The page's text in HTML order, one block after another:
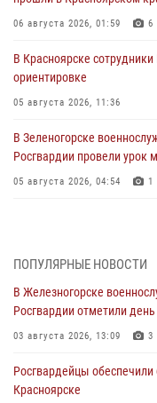
06 августа 2026, 01:59 6
В Красноярске
ориентировке
05 августа 2026, 11:36
В Зеленогорске
Росгвардии провели урок
05 августа 2026, 04:54 1
05 августа 2026, 04:52 1
В Красноярске
задержали
04 августа 2026, 09:57
Сотрудники Росгвардии
время проведения
ПОПУЛЯРНЫЕ НОВОСТИ
В Железногорске
Росгвардии отметили
03 августа 2026, 13:09 3
Росгвардейцы обеспечили
Красноярске